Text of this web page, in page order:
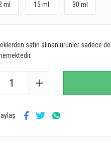
ml 15 ml 30 ml
satın alınan ürünler sadece